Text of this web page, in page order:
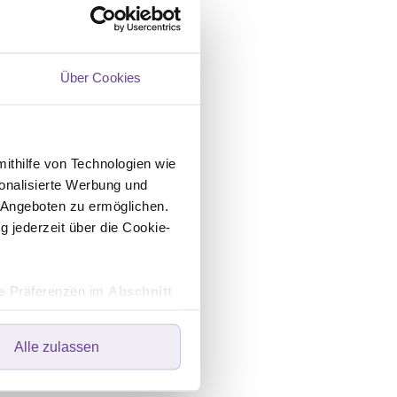
Über Cookies
von Technologien wie
Werbung und
zu ermöglichen.
jederzeit über die Cookie-
Präferenzen im Abschnitt
speichern oder dort
optimal zu gestalten
Alle zulassen
Die Rektoskopie
den
abgestimmt.
Untersuchung führen
Zudem
aufzuspüren